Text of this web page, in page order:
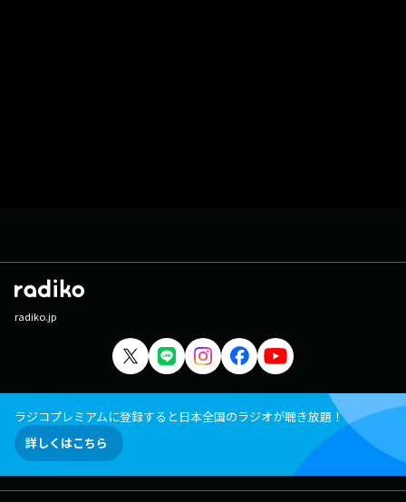
radiko.jp
ラジコプレミアムに登録すると日本全国のラジオが聴き放題！
詳しくはこちら